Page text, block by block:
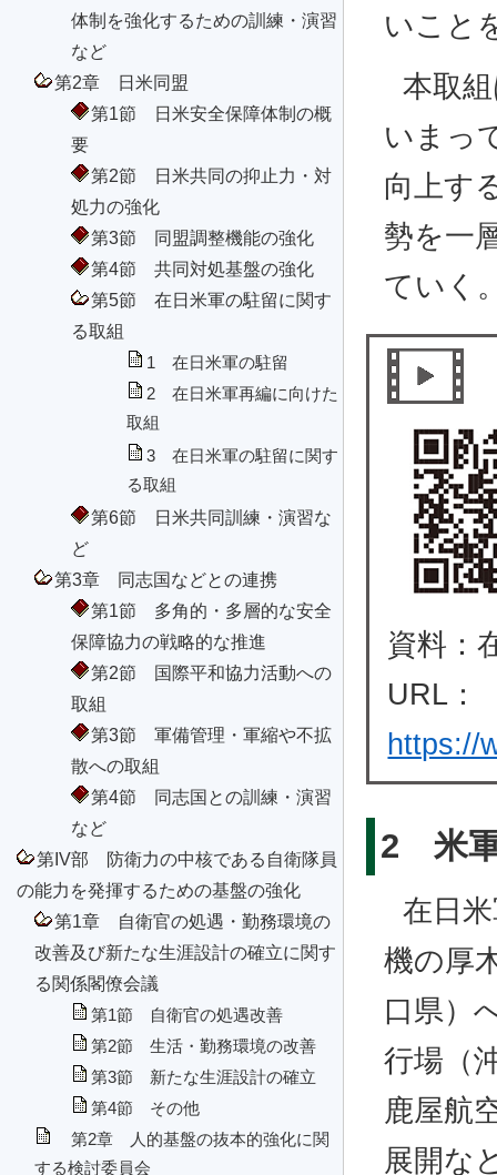
体制を強化するための訓練・演習
など
第2章 日米同盟
第1節 日米安全保障体制の概
要
第2節 日米共同の抑止力・対
処力の強化
第3節 同盟調整機能の強化
第4節 共同対処基盤の強化
第5節 在日米軍の駐留に関す
る取組
1 在日米軍の駐留
2 在日米軍再編に向けた
取組
3 在日米軍の駐留に関す
る取組
第6節 日米共同訓練・演習な
ど
第3章 同志国などとの連携
第1節 多角的・多層的な安全
保障協力の戦略的な推進
第2節 国際平和協力活動への
取組
第3節 軍備管理・軍縮や不拡
散への取組
第4節 同志国との訓練・演習
など
第IV部 防衛力の中核である自衛隊員
の能力を発揮するための基盤の強化
第1章 自衛官の処遇・勤務環境の
改善及び新たな生涯設計の確立に関す
る関係閣僚会議
第1節 自衛官の処遇改善
第2節 生活・勤務環境の改善
第3節 新たな生涯設計の確立
第4節 その他
第2章 人的基盤の抜本的強化に関
する検討委員会
いこと
本取
いまっ
向上す
勢を一
ていく
資料：
URL：
https://
2 米軍
在日
機の厚
口県）
行場（
鹿屋航
展開な